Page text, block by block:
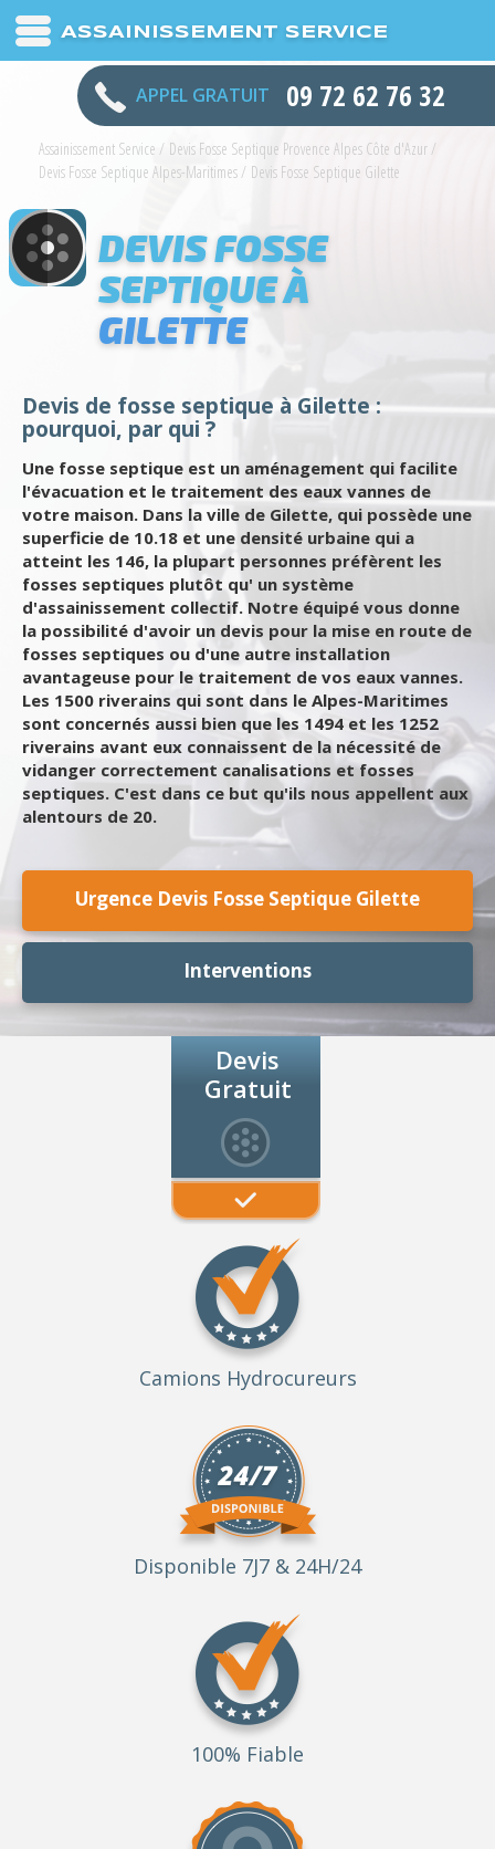
ASSAINISSEMENT SERVICE
APPEL GRATUIT 09 72 62 76 32
Assainissement Service / Devis Fosse Septique Provence Alpes Côte d'Azur/
Devis Fosse Septique Alpes-Maritimes/ Devis Fosse Septique Gilette
DEVIS FOSSE
SEPTIQUE À
GILETTE
Devis de fosse septique à Gilette :
pourquoi, par qui ?
Une fosse septique est un aménagement qui facilite
l'évacuation et le traitement des eaux vannes de
votre maison. Dans la ville de Gilette, qui possède une
superficie de 10.18 et une densité urbaine qui a
atteint les 146, la plupart personnes préfèrent les
fosses septiques plutôt qu' un système
d'assainissement collectif. Notre équipé vous donne
la possibilité d'avoir un devis pour la mise en route de
fosses septiques ou d'une autre installation
avantageuse pour le traitement de vos eaux vannes.
Les 1500 riverains qui sont dans le Alpes-Maritimes
sont concernés aussi bien que les 1494 et les 1252
riverains avant eux connaissent de la nécessité de
vidanger correctement canalisations et fosses
septiques. C'est dans ce but qu'ils nous appellent aux
alentours de 20.
Urgence Devis Fosse Septique Gilette
Interventions
Devis
Gratuit
Camions Hydrocureurs
Disponible 7J7 & 24H/24
100% Fiable